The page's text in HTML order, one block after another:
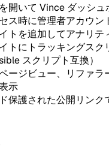
開いて Vince ダッシ
ス時に管理者アカウン
トを追加してアナリテ
トにトラッキングスク
スクリプト互換）
ージビュー、リファラ
示
保護された公開リンク